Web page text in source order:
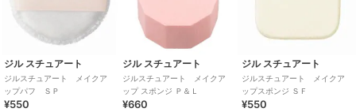
ジル スチュアート
ジルスチュアート メイクア
ップパフ ＳＰ
¥550
ジル スチュアート
ジルスチュアート メイクア
ップ スポンジ Ｐ＆Ｌ
¥660
ジル スチュアート
ジルスチュアート メイクア
ップスポンジ ＳＦ
¥550